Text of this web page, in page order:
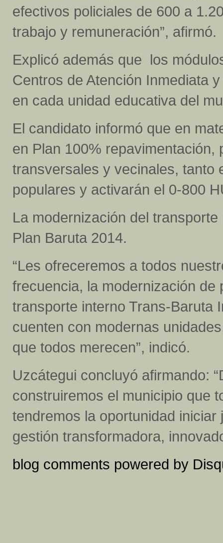
efectivos policiales de 600 a
trabajo y remuneración”, afirmó.
Explicó además que los
Centros de Atención Inmediata
en cada unidad educativa del
El candidato informó que en
en Plan 100%
transversales y vecinales, tanto
populares y activarán el 0-800
La modernización del
Plan Baruta 2014.
“Les ofreceremos a todos
frecuencia, la modernización
transporte interno Trans-Baruta
cuenten con modernas
que todos merecen”, indicó.
Uzcátegui concluyó afirmando:
construiremos el municipio que
tendremos la oportunidad
gestión transformadora,
blog comments powered by